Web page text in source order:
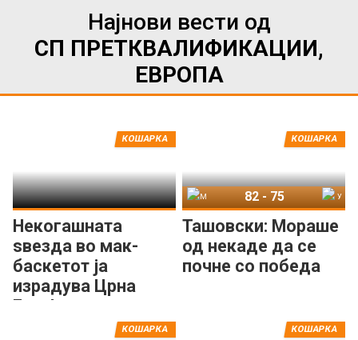
Најнови вести од
СП ПРЕТКВАЛИФИКАЦИИ,
ЕВРОПА
Некогашната
ѕвезда во мак-
баскетот ја
израдува Црна
Гора!
КОШАРКА
Ташовски: Мораше
од некаде да се
почне со победа
КОШАРКА
82 - 75
КОШАРКА КОШАРКА